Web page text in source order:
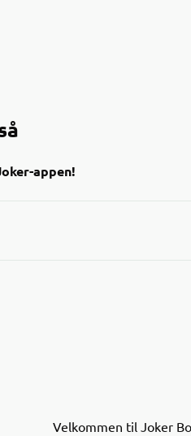
appen!
nedprisede datovarer i Joker-
Velkommen til Joker